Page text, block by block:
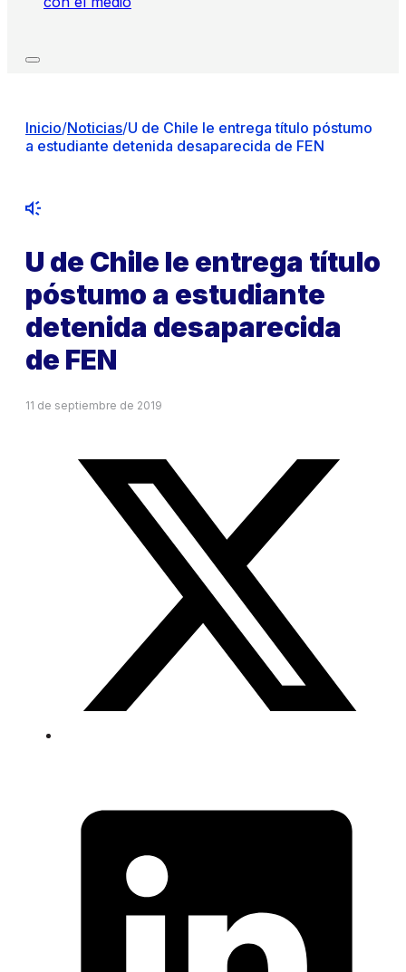
Inicio/Noticias/U de Chile le entrega título póstumo
a estudiante detenida desaparecida de FEN
U de Chile le entrega título
póstumo a estudiante
detenida desaparecida
de FEN
11 de septiembre de 2019